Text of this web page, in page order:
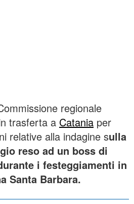
regionale
trasferta a Catania per
relative alla indagine sulla
reso ad un boss di
i festeggiamenti in
Santa Barbara.